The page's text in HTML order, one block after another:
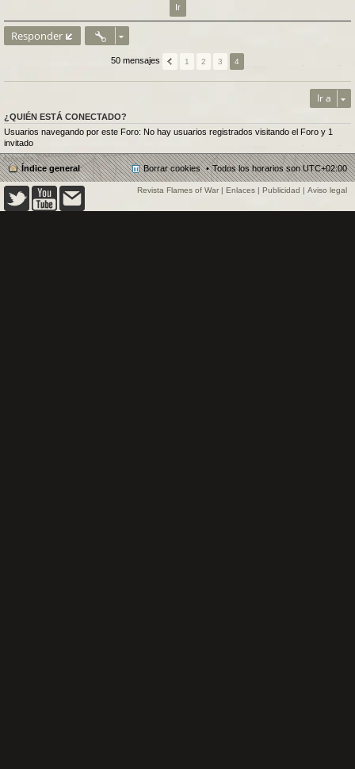
Responder
50 mensajes 1 2 3 4
Ir a
¿QUIÉN ESTÁ CONECTADO?
Usuarios navegando por este Foro: No hay usuarios registrados visitando el Foro y 1
invitado
Índice general Todos los horarios sonUTC+02:00
Borrar cookies
Revista Flames of War | Enlaces | Publicidad | Aviso legal